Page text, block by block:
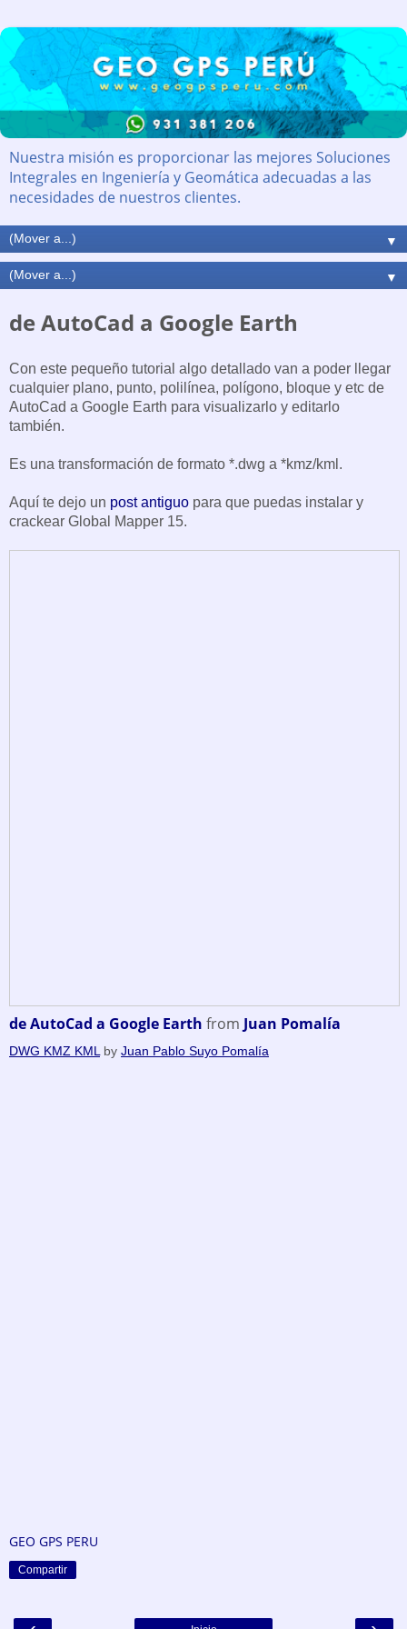
Nuestra misión es proporcionar las mejores Soluciones
Integrales en Ingeniería y Geomática adecuadas a las
necesidades de nuestros clientes.
▼
▼
de AutoCad a Google Earth
Con este pequeño tutorial algo detallado van a poder llegar
cualquier plano, punto, polilínea, polígono, bloque y etc de
AutoCad a Google Earth para visualizarlo y editarlo
también.
Es una transformación de formato *.dwg a *kmz/kml.
Aquí te dejo un post antiguo para que puedas instalar y
crackear Global Mapper 15.
de AutoCad a Google Earth from Juan Pomalía
DWG KMZ KML by Juan Pablo Suyo Pomalía
GEO GPS PERU
Compartir